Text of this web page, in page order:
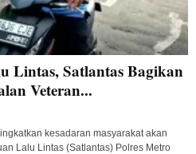
Lintas, Satlantas Bagikan
Veteran...
kesadaran masyarakat akan
Lalu Lintas (Satlantas) Polres Metro